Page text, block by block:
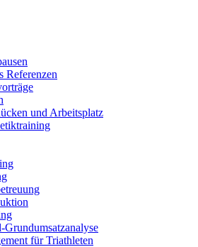
Referenzen
und Arbeitsplatz
Grundumsatzanalyse
für Triathleten